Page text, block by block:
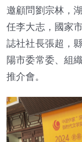
邀顧問劉宗林，
任李大志，國家
誌社社長張超，
陽市委常委、組
推介會。